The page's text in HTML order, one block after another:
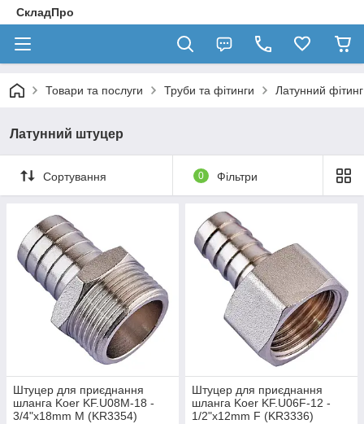
СкладПро
Товари та послуги Труби та фітинги Латунний фітинг
Латунний штуцер
Сортування 0 Фільтри
Штуцер для приєднання
шланга Koer KF.U08M-18 -
3/4"x18mm M (KR3354)
Штуцер для приєднання
шланга Koer KF.U06F-12 -
1/2"x12mm F (KR3336)